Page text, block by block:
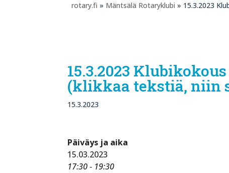
rotary.fi » Mäntsälä Rotaryklubi » 15.3.2023
15.3.2023
(klikkaa tekstiä, niin
15.3.2023
Päiväys ja aika
15.03.2023
17:30 - 19:30